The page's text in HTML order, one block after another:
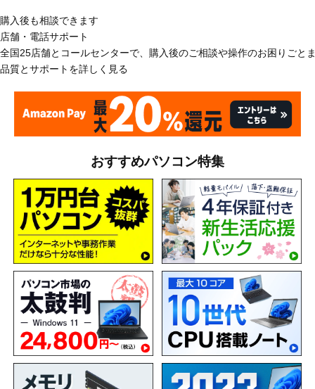
購入後も相談できます
店舗・電話サポート
全国25店舗とコールセンターで、購入後のご相談や操作のお困りごと
品質とサポートを詳しく見る
おすすめパソコン特集